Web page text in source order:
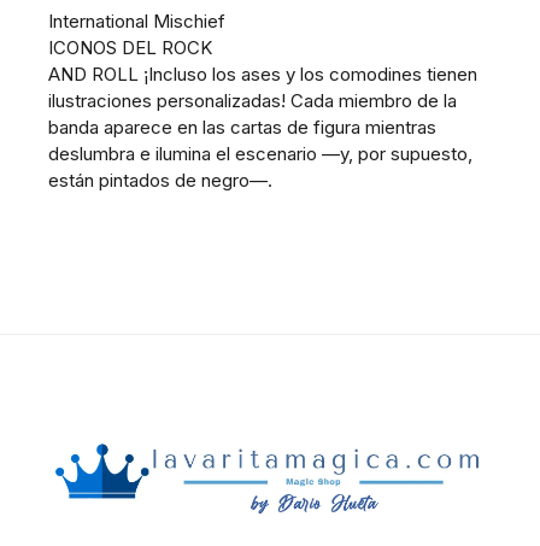
International Mischief
ICONOS DEL ROCK
AND ROLL ¡Incluso los ases y los comodines tienen
ilustraciones personalizadas! Cada miembro de la
banda aparece en las cartas de figura mientras
deslumbra e ilumina el escenario —y, por supuesto,
están pintados de negro—.